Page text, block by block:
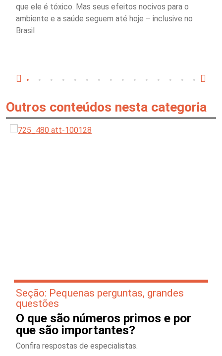
que ele é tóxico. Mas seus efeitos nocivos para o
ambiente e a saúde seguem até hoje – inclusive no
Brasil
Outros conteúdos nesta categoria
Seção: Pequenas perguntas, grandes
questões
O que são números primos e por
que são importantes?
Confira respostas de especialistas.